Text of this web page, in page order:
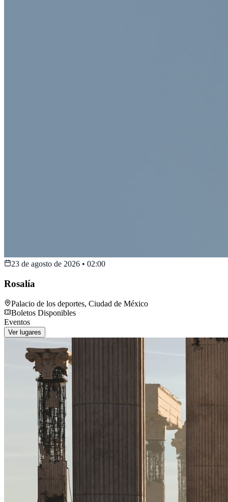
23 de agosto de 2026 • 02:00
Rosalía
Palacio de los deportes, Ciudad de México
Boletos Disponibles
Eventos
Ver lugares